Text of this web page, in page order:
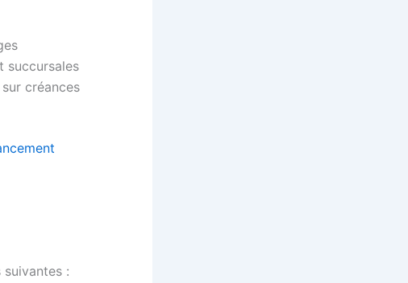
succursales
créances
: